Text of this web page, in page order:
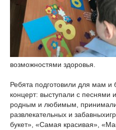
возможностями здоровья.
Ребята подготовили для мам и
концерт: выступали с песнями
родным и любимым, принимали
развлекательных и
букет», «Самая красивая»,